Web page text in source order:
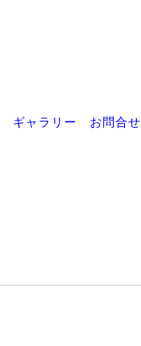
ギャラリー お問合せ